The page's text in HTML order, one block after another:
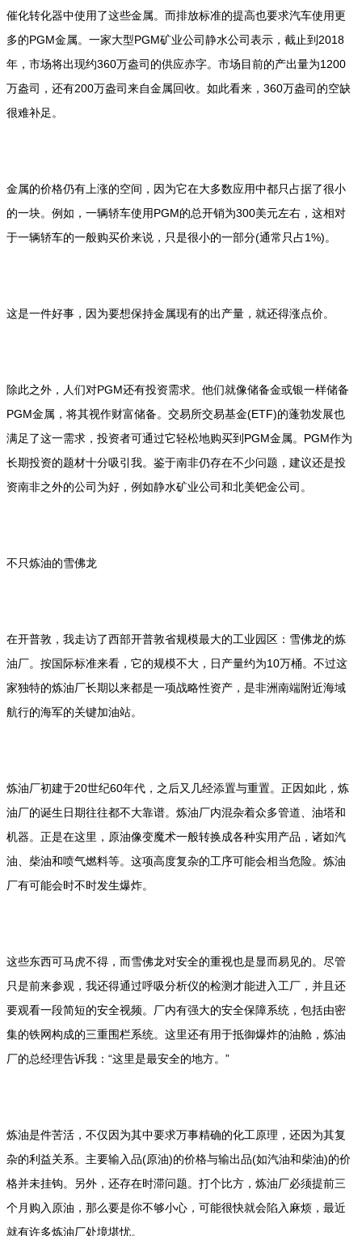
催化转化器中使用了这些金属。而排放标准的提高也要求汽车使用更
多的PGM金属。一家大型PGM矿业公司静水公司表示，截止到2018
年，市场将出现约360万盎司的供应赤字。市场目前的产出量为1200
万盎司，还有200万盎司来自金属回收。如此看来，360万盎司的空缺
很难补足。
金属的价格仍有上涨的空间，因为它在大多数应用中都只占据了很小
的一块。例如，一辆轿车使用PGM的总开销为300美元左右，这相对
于一辆轿车的一般购买价来说，只是很小的一部分(通常只占1%)。
这是一件好事，因为要想保持金属现有的出产量，就还得涨点价。
除此之外，人们对PGM还有投资需求。他们就像储备金或银一样储备
PGM金属，将其视作财富储备。交易所交易基金(ETF)的蓬勃发展也
满足了这一需求，投资者可通过它轻松地购买到PGM金属。PGM作为
长期投资的题材十分吸引我。鉴于南非仍存在不少问题，建议还是投
资南非之外的公司为好，例如静水矿业公司和北美钯金公司。
不只炼油的雪佛龙
在开普敦，我走访了西部开普敦省规模最大的工业园区：雪佛龙的炼
油厂。按国际标准来看，它的规模不大，日产量约为10万桶。不过这
家独特的炼油厂长期以来都是一项战略性资产，是非洲南端附近海域
航行的海军的关键加油站。
炼油厂初建于20世纪60年代，之后又几经添置与重置。正因如此，炼
油厂的诞生日期往往都不大靠谱。炼油厂内混杂着众多管道、油塔和
机器。正是在这里，原油像变魔术一般转换成各种实用产品，诸如汽
油、柴油和喷气燃料等。这项高度复杂的工序可能会相当危险。炼油
厂有可能会时不时发生爆炸。
这些东西可马虎不得，而雪佛龙对安全的重视也是显而易见的。尽管
只是前来参观，我还得通过呼吸分析仪的检测才能进入工厂，并且还
要观看一段简短的安全视频。厂内有强大的安全保障系统，包括由密
集的铁网构成的三重围栏系统。这里还有用于抵御爆炸的油舱，炼油
厂的总经理告诉我：“这里是最安全的地方。”
炼油是件苦活，不仅因为其中要求万事精确的化工原理，还因为其复
杂的利益关系。主要输入品(原油)的价格与输出品(如汽油和柴油)的价
格并未挂钩。另外，还存在时滞问题。打个比方，炼油厂必须提前三
个月购入原油，那么要是你不够小心，可能很快就会陷入麻烦，最近
就有许多炼油厂处境堪忧。